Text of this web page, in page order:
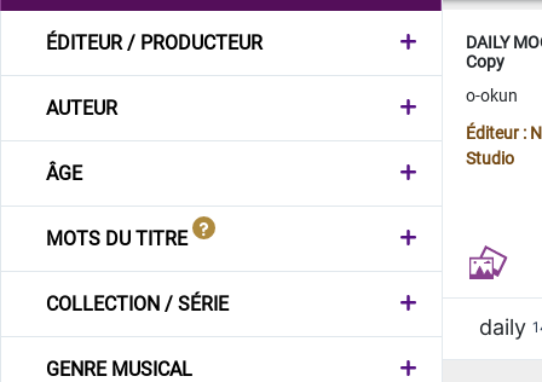
ÉDITEUR / PRODUCTEUR
AUTEUR
ÂGE
MOTS DU TITRE
COLLECTION / SÉRIE
GENRE MUSICAL
DAILY
Copy
o-okun
Éditeur :
Studio
daily